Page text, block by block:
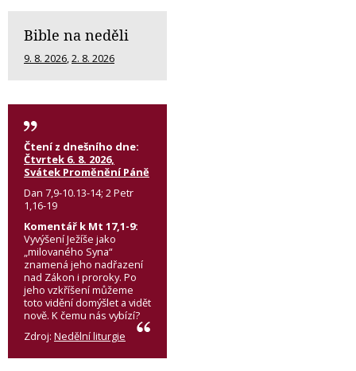
Bible na neděli
9. 8. 2026,2. 8. 2026
Čtení z dnešního dne:
Čtvrtek 6. 8. 2026,
Svátek Proměnění Páně
Dan 7,9-10.13-14; 2 Petr
1,16-19
Komentář k Mt 17,1-9:
Vyvýšení Ježíše jako
„milovaného Syna“
znamená jeho nadřazení
nad Zákon i proroky. Po
jeho vzkříšení můžeme
toto vidění domýšlet a vidět
nově. K čemu nás vybízí?
Zdroj: Nedělní liturgie